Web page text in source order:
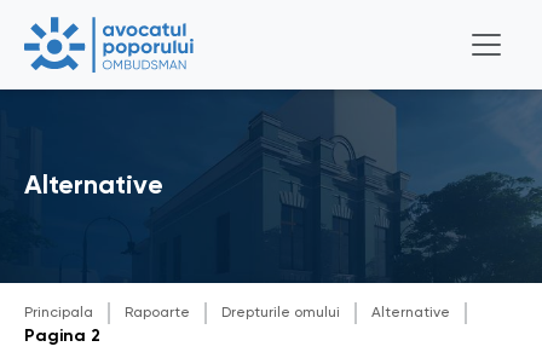
Alternative
Principala Rapoarte Drepturile omului Alternative
Pagina 2